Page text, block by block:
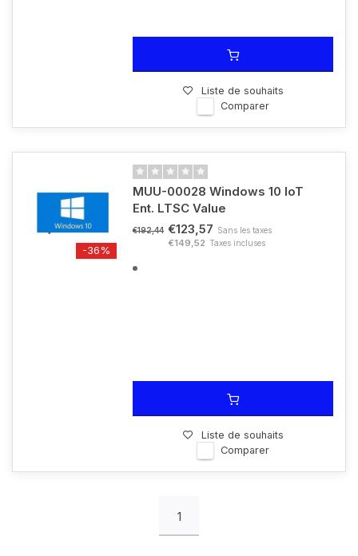
Liste de souhaits
Comparer
-36%
MUU-00028 Windows 10 IoT
Ent. LTSC Value
€192,44 €123,57 Sans les taxes
€149,52 Taxes incluses
Liste de souhaits
Comparer
1